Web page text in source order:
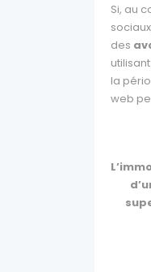
Si, au
des
la
web